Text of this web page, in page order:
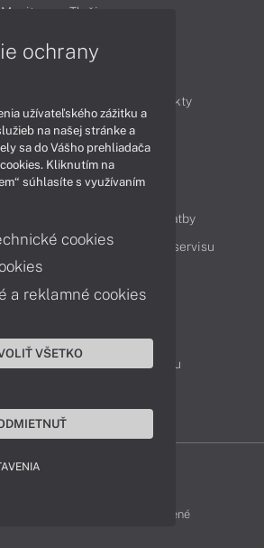
Monitory
Tlačiarne
Produkty
Technológie
Videá
Obsah
Možnosti doručenia a platby
Servisné služby Cenník servisu
Kontakty
771
Obchodné oddelenie
Reklamácia tovaru
2012 - 2026 Všetky práva vyhradené
ochrany
užívateľského zážitku a
na našej stránke a
sa do Vášho prehliadača
Kliknutím na
súhlasíte s využívaním
cookies
a reklamné cookies
VŠETKO